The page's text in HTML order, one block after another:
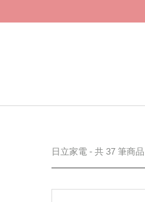
日立家電 - 共 37 筆商品